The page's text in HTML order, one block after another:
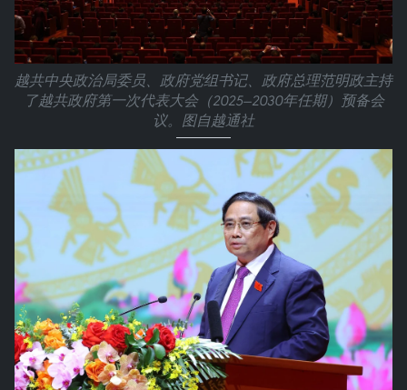
越共中央政治局委员、政府党组书记、政府总理范明政主持
了越共政府第一次代表大会（2025—2030年任期）预备会
议。图自越通社